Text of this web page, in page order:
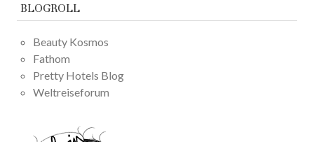
BLOGROLL
Beauty Kosmos
Fathom
Pretty Hotels Blog
Weltreiseforum